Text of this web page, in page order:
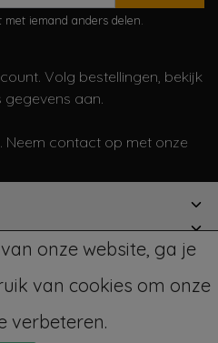
iemand anders delen.
Volg bestellingen, bekijk
aan.
Neem contact op met onze
| RealisatieInStijl Media
onze website, ga je
van cookies om onze
verbeteren.